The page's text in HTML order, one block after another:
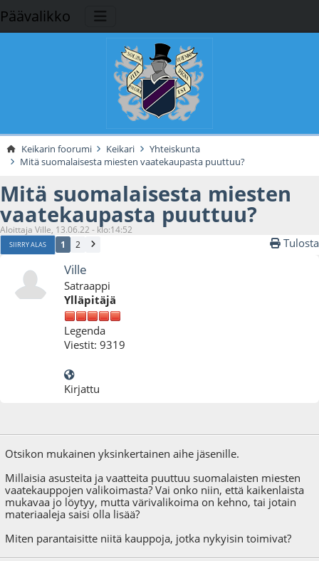
Päävalikko
Keikarin foorumi Keikari
Yhteiskunta
Mitä suomalaisesta miesten vaatekaupasta puuttuu?
Mitä suomalaisesta miesten
vaatekaupasta puuttuu?
Aloittaja Ville, 13.06.22 - klo:14:52
SIIRRY ALAS 1 2 Tulosta
Ville
Satraappi
Ylläpitäjä
Legenda
Viestit: 9319
Kirjattu
Otsikon mukainen yksinkertainen aihe jäsenille.
Millaisia asusteita ja vaatteita puuttuu suomalaisten miesten
vaatekauppojen valikoimasta? Vai onko niin, että kaikenlaista
mukavaa jo löytyy, mutta värivalikoima on kehno, tai jotain
materiaaleja saisi olla lisää?
Miten parantaisitte niitä kauppoja, jotka nykyisin toimivat?